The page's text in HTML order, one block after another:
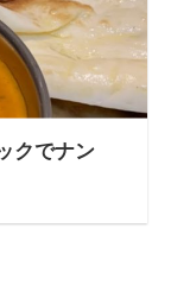
クでナン